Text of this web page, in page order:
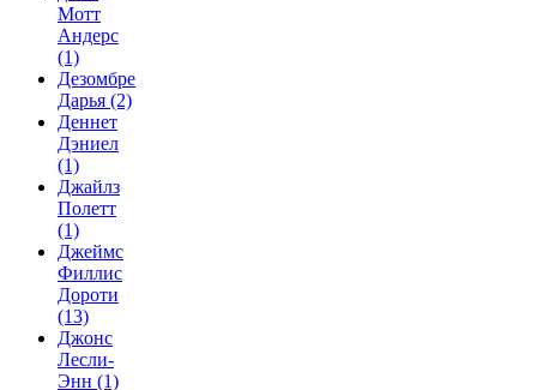
Мотт
Андерс
(1)
Дезомбре
Дарья (2)
Деннет
Дэниел
(1)
Джайлз
Полетт
(1)
Джеймс
Филлис
Дороти
(13)
Джонс
Лесли-
Энн (1)